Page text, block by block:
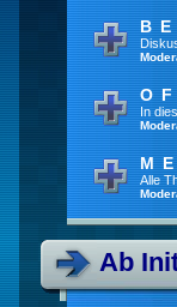
In
Alle
Ab